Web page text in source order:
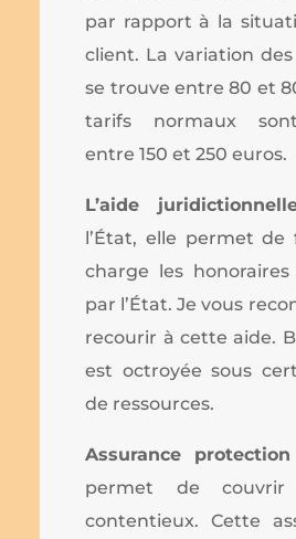
par rapport à la
client. La variation
se trouve entre 80 et
tarifs normaux
entre 150 et 250 euros.
L’aide
l’État, elle permet
charge les
par l’État. Je vous
recourir à cette aide.
est octroyée sous
de ressources.
Assurance
permet de
contentieux. Cette